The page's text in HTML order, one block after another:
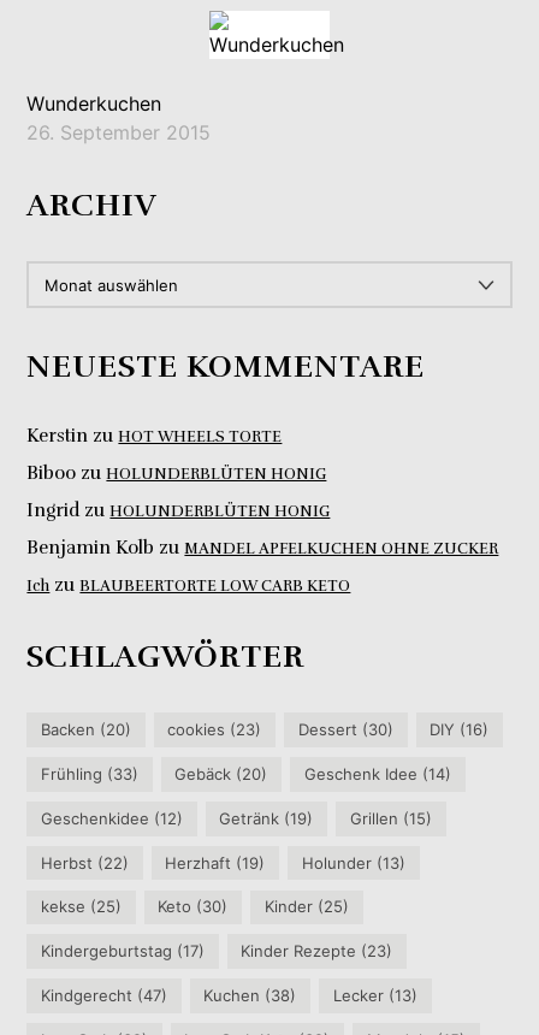
Wunderkuchen
26. September 2015
ARCHIV
NEUESTE KOMMENTARE
Kerstin zuHOT WHEELS TORTE
Biboo zuHOLUNDERBLÜTEN HONIG
IngridzuHOLUNDERBLÜTEN HONIG
Benjamin Kolb zuMANDEL APFELKUCHEN OHNE ZUCKER
Ich zuBLAUBEERTORTE LOW CARB KETO
SCHLAGWÖRTER
Backen (20) cookies (23) Dessert (30) DIY (16)
Frühling (33) Gebäck (20) Geschenk Idee (14)
Geschenkidee (12) Getränk (19) Grillen (15)
Herbst (22) Herzhaft (19) Holunder(13)
kekse (25) Keto (30) Kinder(25)
Kindergeburtstag (17) Kinder Rezepte (23)
Kindgerecht (47) Kuchen (38) Lecker(13)